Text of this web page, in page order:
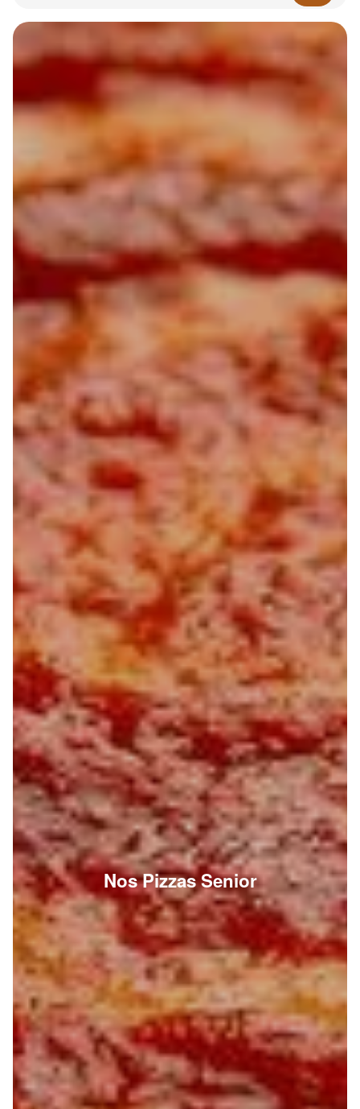
Nos Pizzas Senior